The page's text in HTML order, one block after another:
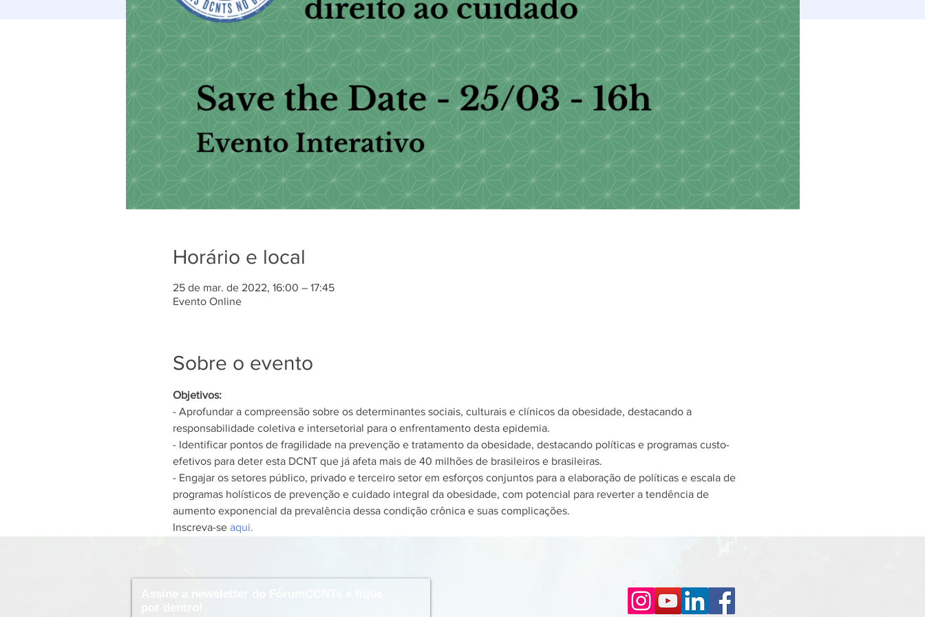
Horário e local
25 de mar. de 2022, 16:00 – 17:45
Evento Online
Sobre o evento
Objetivos:
- Aprofundar a compreensão sobre os determinantes sociais, culturais e clínicos da obesidade, destacando a
responsabilidade coletiva e intersetorial para o enfrentamento desta epidemia.
- Identificar pontos de fragilidade na prevenção e tratamento da obesidade, destacando políticas e programas custo-
efetivos para deter esta DCNT que já afeta mais de 40 milhões de brasileiros e brasileiras.
- Engajar os setores público, privado e terceiro setor em esforços conjuntos para a elaboração de políticas e escala de
programas holísticos de prevenção e cuidado integral da obesidade, com potencial para reverter a tendência de
aumento exponencial da prevalência dessa condição crônica e suas complicações.
Inscreva-se aqui.